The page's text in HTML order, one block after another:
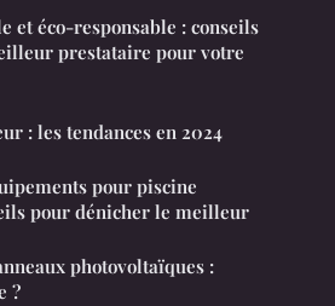
et éco-responsable : conseils
prestataire pour votre
: les tendances en 2024
pour piscine
pour dénicher le meilleur
photovoltaïques :
?